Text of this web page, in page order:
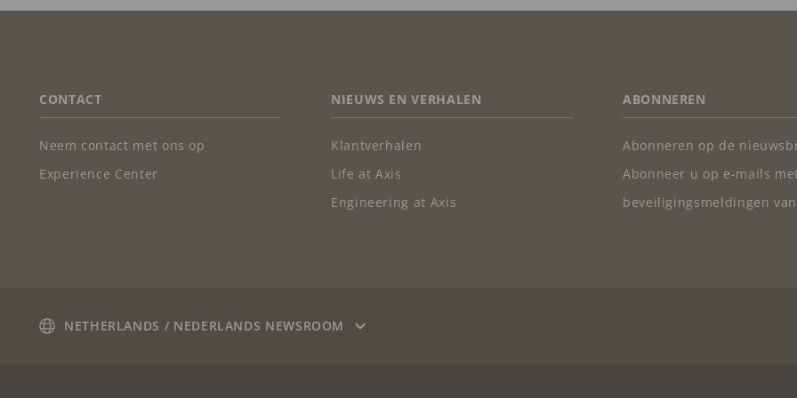
FOOTER
CONTACT
Neem contact met ons op
Experience Center
NIEUWS EN VERHALEN
Klantverhalen
Life at Axis
Engineering at Axis
ABONNEREN
Abonneren op de
Abonneer u op e-mails
beveiligingsmeldingen
NETHERLANDS / NEDERLANDS NEWSROOM